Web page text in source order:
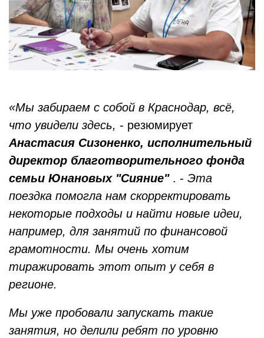
«Мы забираем с собой в Краснодар, всё,
что увидели здесь, - резюмирует
Анастасия Сизоненко, исполнительный
директор благотворительного фонда
семьи Юнановых "Сияние". - Эта
поездка помогла нам скорректировать
некоторые подходы и найти новые идеи,
например, для занятий по финансовой
грамотности. Мы очень хотим
тиражировать этот опыт у себя в
регионе.
Мы уже пробовали запускать такие
занятия, но делили ребят по уровню